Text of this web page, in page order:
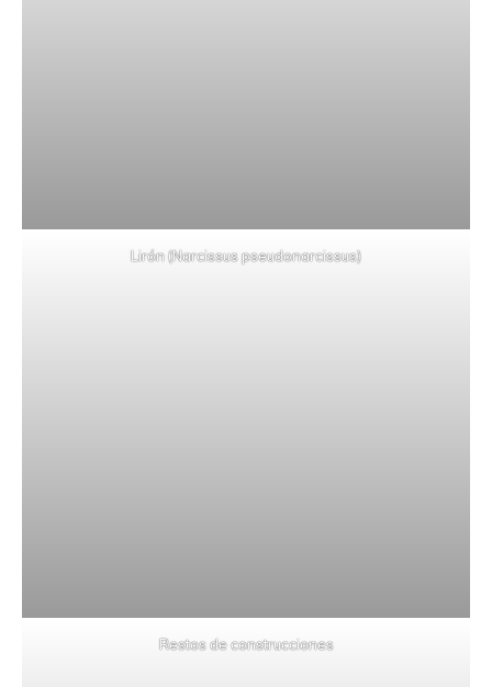
Lirón (Narcissus pseudonarcissus)
Restos de construcciones